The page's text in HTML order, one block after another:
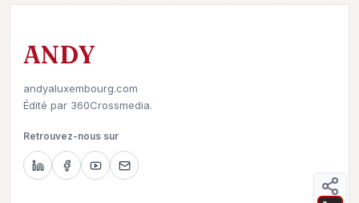
ANDY
andyaluxembourg.com
Édité par 360Crossmedia.
Retrouvez-nous sur